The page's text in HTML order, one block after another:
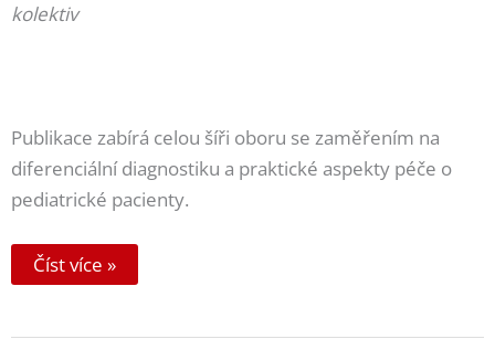
kolektiv
Publikace zabírá celou šíři oboru se zaměřením na
diferenciální diagnostiku a praktické aspekty péče o
pediatrické pacienty.
Dětská
hematologie
Číst více »